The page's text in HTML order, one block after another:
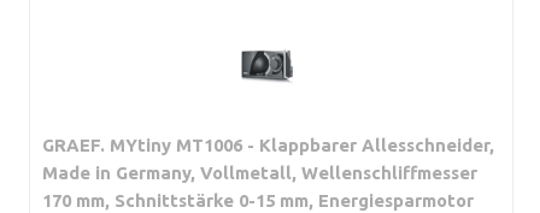
GRAEF. MYtiny MT1006 - Klappbarer Allesschneider,
Made in Germany, Vollmetall, Wellenschliffmesser
170 mm, Schnittstärke 0-15 mm, Energiesparmotor